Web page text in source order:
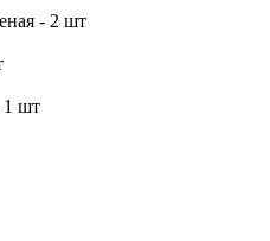
- 2 шт
1 шт